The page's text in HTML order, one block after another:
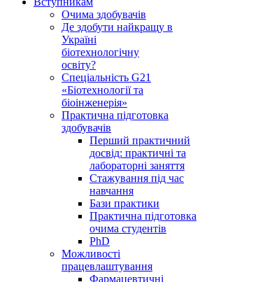
Очима здобувачів
Де здобути найкращу в
Україні
біотехнологічну
освіту?
Спеціальність G21
«Біотехнології та
біоінженерія»
Практична підготовка
здобувачів
Перший практичний
досвід: практичні та
лабораторні заняття
Стажування під час
навчання
Бази практики
Практична підготовка
очима студентів
PhD
Можливості
працевлаштування
Фармацевтичні